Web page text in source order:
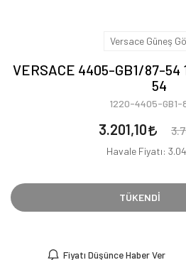
Versace Güneş
VERSACE 4405-GB1/87-
54
1220-4405-GB1-
3.201,10
Havale Fiyatı:
TÜKENDİ
Fiyatı Düşünce Haber Ver